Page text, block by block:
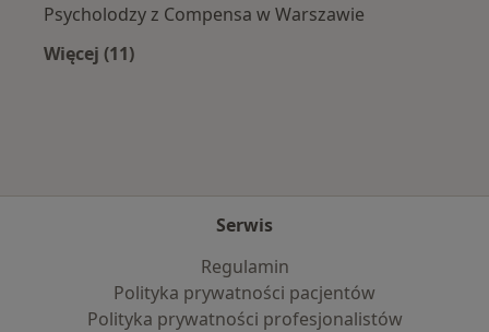
Psycholodzy z Compensa w Warszawie
Więcej (11)
Serwis
Regulamin
Polityka prywatności pacjentów
Polityka prywatności profesjonalistów